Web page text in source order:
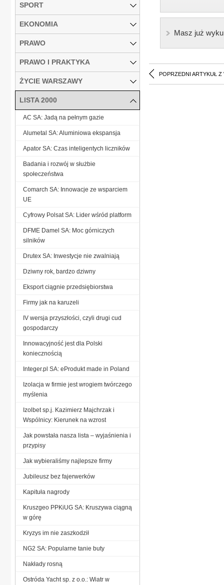
Masz już
POPRZEDNI ARTYKUŁ Z
SPORT
EKONOMIA
PRAWO
PRAWO I PRAKTYKA
ŻYCIE WARSZAWY
LISTA 2000
AC SA: Jadą na pełnym gazie
Alumetal SA: Aluminiowa ekspansja
Apator SA: Czas inteligentych liczników
Badania i rozwój w służbie
społeczeństwa
Comarch SA: Innowacje ze wsparciem
UE
Cyfrowy Polsat SA: Lider wśród platform
DFME Damel SA: Moc górniczych
silników
Drutex SA: Inwestycje nie zwalniają
Dziwny rok, bardzo dziwny
Eksport ciągnie przedsiębiorstwa
Firmy jak na karuzeli
IV wersja przyszłości, czyli drugi cud
gospodarczy
Innowacyjność jest dla Polski
koniecznością
Integer.pl SA: eProdukt made in Poland
Izolacja w firmie jest wrogiem twórczego
myślenia
Izolbet sp.j. Kazimierz Majchrzak i
Wspólnicy: Kierunek na wzrost
Jak powstała nasza lista – wyjaśnienia i
przypisy
Jak wybieraliśmy najlepsze firmy
Jubileusz bez fajerwerków
Kapituła nagrody
Kruszgeo PPKiUG SA: Kruszywa ciągną
w górę
Kryzys im nie zaszkodził
NG2 SA: Popularne tanie buty
Nakłady rosną
Ostróda Yacht sp. z o.o.: Wiatr w